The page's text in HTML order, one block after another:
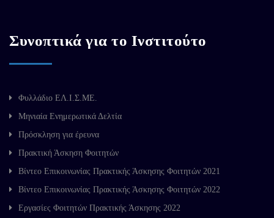
Συνοπτικά για το Ινστιτούτο
Φυλλάδιο ΕΛ.Ι.Σ.ΜΕ.
Μηνιαία Ενημερωτικά Δελτία
Πρόσκληση για έρευνα
Πρακτική Άσκηση Φοιτητών
Βίντεο Επικοινωνίας Πρακτικής Άσκησης Φοιτητών 2021
Βίντεο Επικοινωνίας Πρακτικής Άσκησης Φοιτητών 2022
Εργασίες Φοιτητών Πρακτικής Άσκησης 2022